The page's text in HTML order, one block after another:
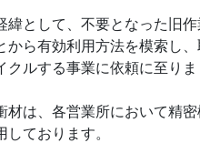
緯として、不要となった旧
から有効利用方法を模索し
ルする事業に依頼に至りま
材は、各営業所において精
ております。